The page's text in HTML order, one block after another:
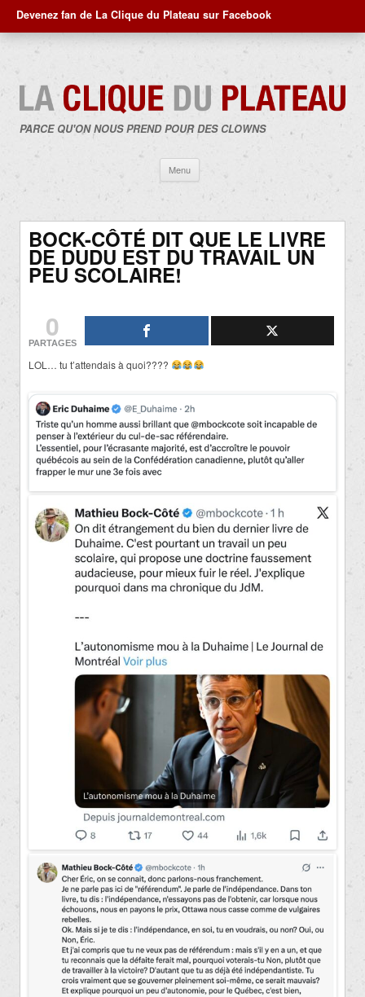
Devenez fan de La Clique du Plateau sur Facebook
PARCE QU'ON NOUS PREND POUR DES CLOWNS
Menu
contenu
BOCK-CÔTÉ DIT QUE LE LIVRE
DE DUDU EST DU TRAVAIL UN
PEU SCOLAIRE!
0
PARTAGES
LOL… tu t’attendais à quoi????